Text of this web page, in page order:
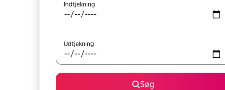
Indtjekning
Udtjekning
Søg